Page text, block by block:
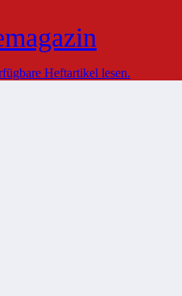
Heftartikel lesen.